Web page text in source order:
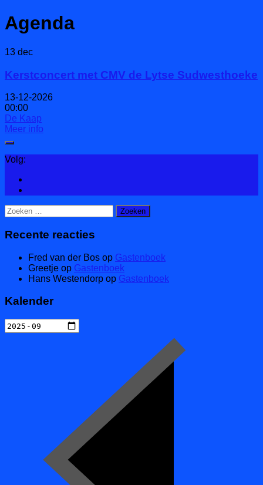
Agenda
13 dec
Kerstconcert met CMV de Lytse Sudwesthoeke
13-12-2026
00:00
De Kaap
Meer info
Volg:
Zoeken
naar:
Recente reacties
Fred van der Bos op Gastenboek
Greetje op Gastenboek
Hans Westendorp op Gastenboek
Kalender